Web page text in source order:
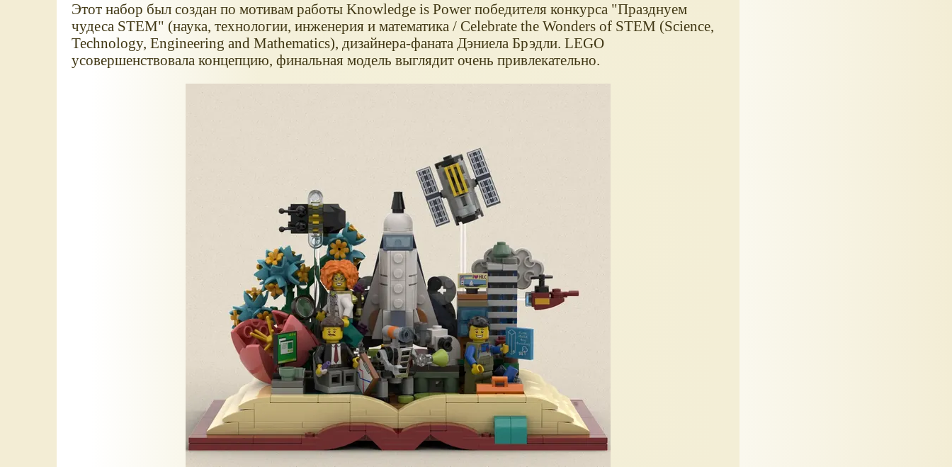
Этот набор был создан по мотивам работы Knowledge is Power победителя конкурса "Празднуем
чудеса STEM" (наука, технологии, инженерия и математика / Celebrate the Wonders of STEM (Science,
Technology, Engineering and Mathematics), дизайнера-фаната Дэниела Брэдли. LEGO
усовершенствовала концепцию, финальная модель выглядит очень привлекательно.